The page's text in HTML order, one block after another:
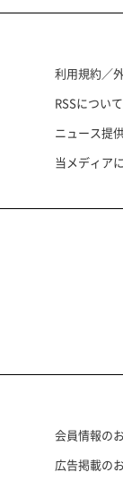
利用規約／
RSSについて
ニュース提
当メディア
会員情報の
広告掲載の